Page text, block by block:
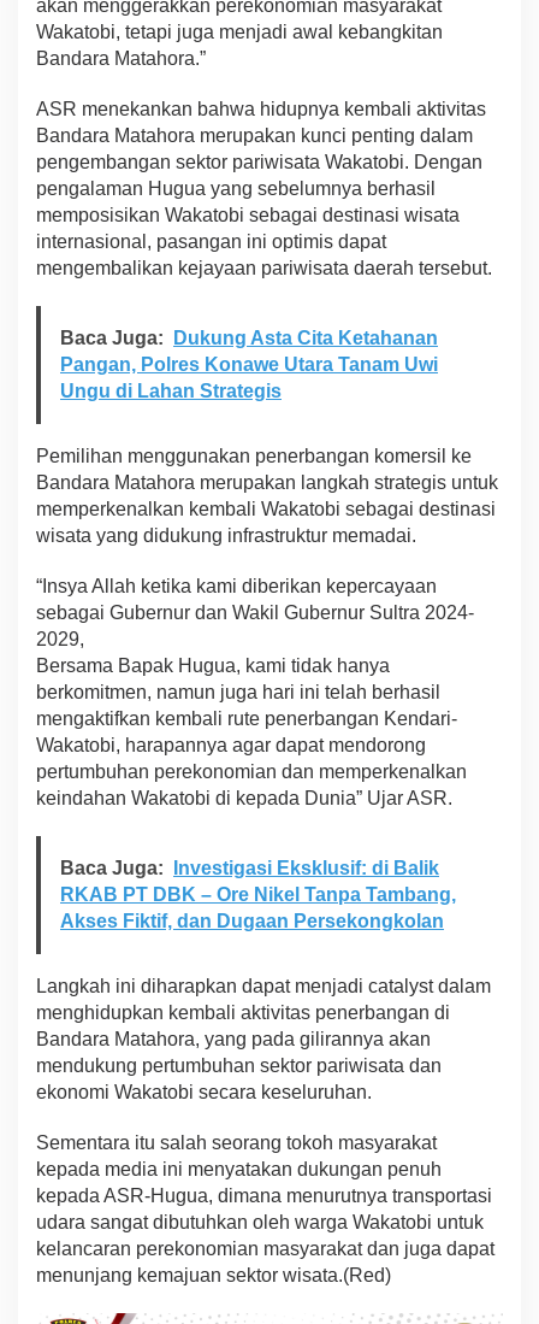
akan menggerakkan perekonomian masyarakat
Wakatobi, tetapi juga menjadi awal kebangkitan
Bandara Matahora.”
ASR menekankan bahwa hidupnya kembali aktivitas
Bandara Matahora merupakan kunci penting dalam
pengembangan sektor pariwisata Wakatobi. Dengan
pengalaman Hugua yang sebelumnya berhasil
memposisikan Wakatobi sebagai destinasi wisata
internasional, pasangan ini optimis dapat
mengembalikan kejayaan pariwisata daerah tersebut.
Baca Juga:
Dukung Asta Cita Ketahanan
Pangan, Polres Konawe Utara Tanam Uwi
Ungu di Lahan Strategis
Pemilihan menggunakan penerbangan komersil ke
Bandara Matahora merupakan langkah strategis untuk
memperkenalkan kembali Wakatobi sebagai destinasi
wisata yang didukung infrastruktur memadai.
“Insya Allah ketika kami diberikan kepercayaan
sebagai Gubernur dan Wakil Gubernur Sultra 2024-
2029,
Bersama Bapak Hugua, kami tidak hanya
berkomitmen, namun juga hari ini telah berhasil
mengaktifkan kembali rute penerbangan Kendari-
Wakatobi, harapannya agar dapat mendorong
pertumbuhan perekonomian dan memperkenalkan
keindahan Wakatobi di kepada Dunia” Ujar ASR.
Baca Juga:
Investigasi Eksklusif: di Balik
RKAB PT DBK – Ore Nikel Tanpa Tambang,
Akses Fiktif, dan Dugaan Persekongkolan
Langkah ini diharapkan dapat menjadi catalyst dalam
menghidupkan kembali aktivitas penerbangan di
Bandara Matahora, yang pada gilirannya akan
mendukung pertumbuhan sektor pariwisata dan
ekonomi Wakatobi secara keseluruhan.
Sementara itu salah seorang tokoh masyarakat
kepada media ini menyatakan dukungan penuh
kepada ASR-Hugua, dimana menurutnya transportasi
udara sangat dibutuhkan oleh warga Wakatobi untuk
kelancaran perekonomian masyarakat dan juga dapat
menunjang kemajuan sektor wisata.(Red)